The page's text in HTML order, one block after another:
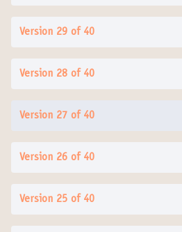
Version 29 of 40
Version 28 of 40
Version 27 of 40
Version 26 of 40
Version 25 of 40